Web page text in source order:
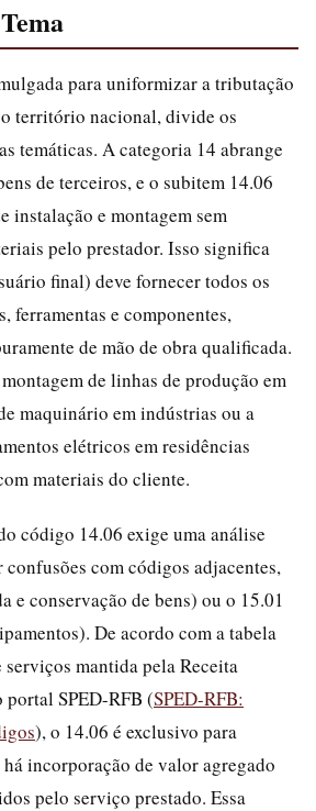
para uniformizar a tributação
território nacional, divide os
temáticas. A categoria 14 abrange
de terceiros, e o subitem 14.06
instalação e montagem sem
pelo prestador. Isso significa
final) deve fornecer todos os
ferramentas e componentes,
de mão de obra qualificada.
de linhas de produção em
maquinário em indústrias ou a
elétricos em residências
materiais do cliente.
código 14.06 exige uma análise
com códigos adjacentes,
e conservação de bens) ou o 15.01
De acordo com a tabela
mantida pela Receita
portal SPED-RFB (SPED-RFB:
), o 14.06 é exclusivo para
incorporação de valor agregado
pelo serviço prestado. Essa